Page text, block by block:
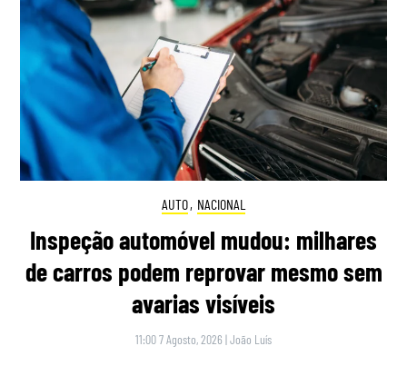
AUTO, NACIONAL
Inspeção automóvel mudou: milhares
de carros podem reprovar mesmo sem
avarias visíveis
11:00 7 Agosto, 2026 |João Luís